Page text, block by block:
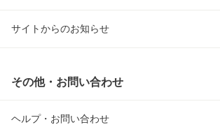
サイトからのお知らせ
その他・お問い合わせ
ヘルプ・お問い合わせ